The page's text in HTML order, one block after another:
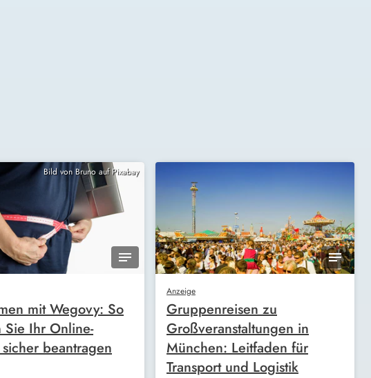
Bild von Bruno auf Pixabay
mit Wegovy: So
Sie Ihr Online-
beantragen
Anzeige
Gruppenreisen zu
Großveranstaltungen in
München: Leitfaden für
Transport und Logistik